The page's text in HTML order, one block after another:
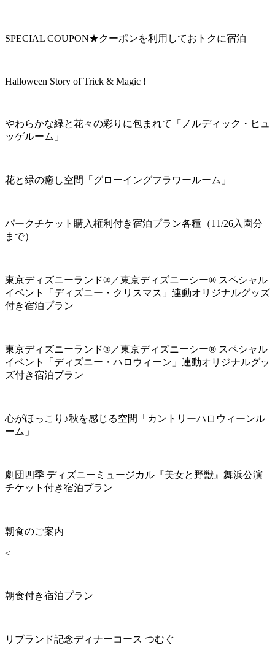
SPECIAL COUPON★クーポンを利用しておトクに宿泊
Halloween Story of Trick & Magic !
やわらかな緑と花々の彩りに包まれて「ノルディック・ヒュ
ッゲルーム」
花と緑の癒し空間「グローイングフラワールーム」
パークチケット購入権利付き宿泊プラン各種（11/26入園分
まで）
東京ディズニーランド®／東京ディズニーシー® スペシャル
イベント「ディズニー・クリスマス」連動オリジナルグッズ
付き宿泊プラン
東京ディズニーランド®／東京ディズニーシー® スペシャル
イベント「ディズニー・ハロウィーン」連動オリジナルグッ
ズ付き宿泊プラン
心がほっこり♪秋を感じる空間「カントリーハロウィーンル
ーム」
劇団四季 ディズニーミュージカル『美女と野獣』舞浜公演
チケット付き宿泊プラン
朝食のご案内
<
朝食付き宿泊プラン
リブランド記念ディナーコース つむぐ